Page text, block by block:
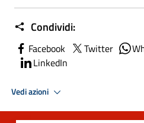
Condividi:
Facebook Twitter
LinkedIn
Vedi azioni